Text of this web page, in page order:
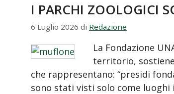
I PARCHI ZOOLOGICI
6 Luglio 2026 di Redazione
La Fondazione
territorio,
che rappresentano: “presidi
sono stati visti solo come luoghi